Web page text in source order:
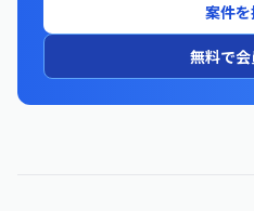
案件
無料で